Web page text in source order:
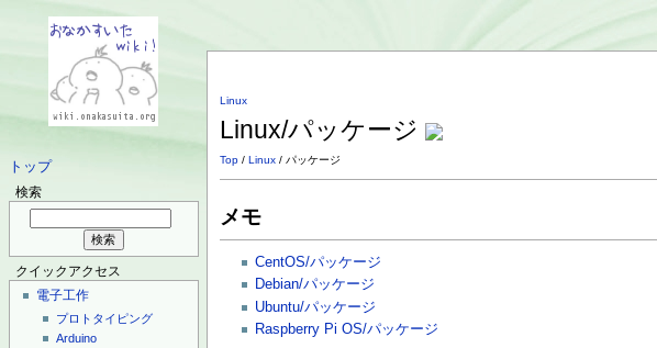
トップ
検索
クイックアクセス
電子工作
プロトタイピング
Arduino
Linux
Linux/パッケージ
Top /Linux / パッケージ
メモ
CentOS/パッケージ
Debian/パッケージ
Ubuntu/パッケージ
Raspberry Pi OS/パッケージ